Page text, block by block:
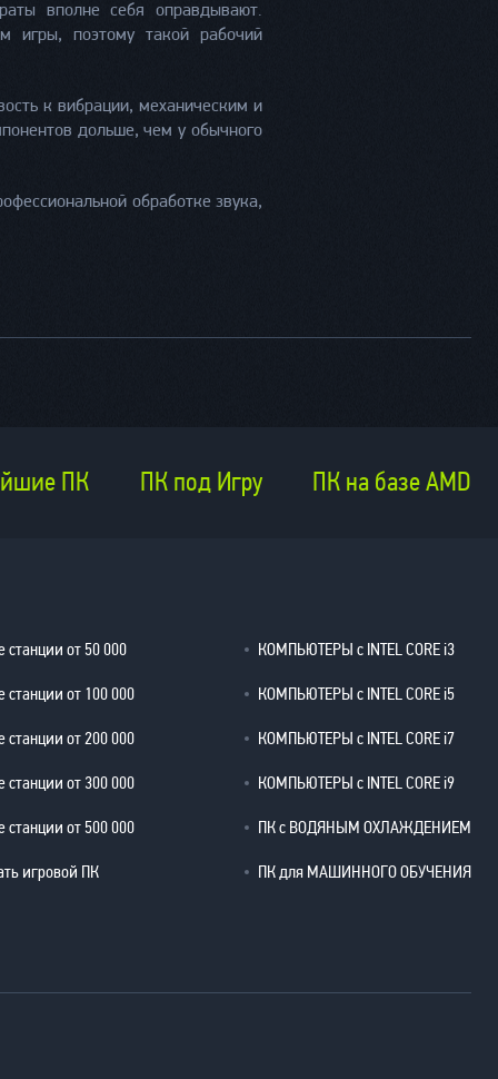
вполне себя оправдывают.
игры, поэтому такой рабочий
к вибрации, механическим и
дольше, чем у обычного
обработке звука,
ПК ПК под Игру ПК на базе AMD
станции от 50 000
станции от 100 000
станции от 200 000
станции от 300 000
станции от 500 000
игровой ПК
КОМПЬЮТЕРЫ с INTEL CORE i3
КОМПЬЮТЕРЫ с INTEL CORE i5
КОМПЬЮТЕРЫ с INTEL CORE i7
КОМПЬЮТЕРЫ с INTEL CORE i9
ПК с ВОДЯНЫМ ОХЛАЖДЕНИЕМ
ПК для МАШИННОГО ОБУЧЕНИЯ